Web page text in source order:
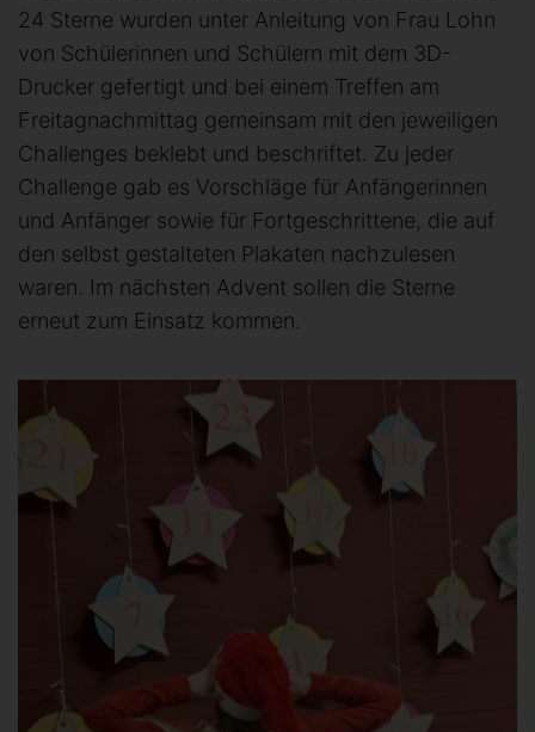
24 Sterne wurden unter Anleitung von Frau Lohn
von Schülerinnen und Schülern mit dem 3D-
Drucker gefertigt und bei einem Treffen am
Freitagnachmittag gemeinsam mit den jeweiligen
Challenges beklebt und beschriftet. Zu jeder
Challenge gab es Vorschläge für Anfängerinnen
und Anfänger sowie für Fortgeschrittene, die auf
den selbst gestalteten Plakaten nachzulesen
waren. Im nächsten Advent sollen die Sterne
erneut zum Einsatz kommen.